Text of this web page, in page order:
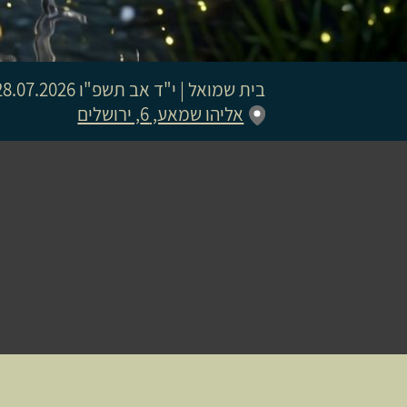
בית שמואל | י"ד אב תשפ"ו28.07.2026 | פתיחת שערים 19:45 | שעת
אליהו שמאע, 6, ירושלים